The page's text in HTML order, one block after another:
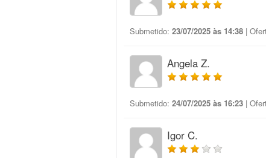
Submetido: 23/07/2025 às 14:38 |
Angela Z.
Submetido: 24/07/2025 às 16:23 |
Igor C.